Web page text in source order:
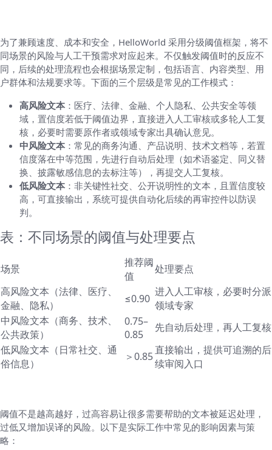
为了兼顾速度、成本和安全，HelloWorld 采用分级阈值框架，将不
同场景的风险与人工干预需求对应起来。不仅触发阈值时的反应不
同，后续的处理流程也会根据场景定制，包括语言、内容类型、用
户群体和法规要求等。下面的三个层级是常见的工作模式：
高风险文本 ：医疗、法律、金融、个人隐私、公共安全等领
域，置信度若低于阈值边界，直接进入人工审核或多轮人工复
核，必要时需要原作者或领域专家出具确认意见。
中风险文本 ：常见的商务沟通、产品说明、技术文档等，若置
信度落在中等范围，先进行自动后处理（如术语鉴定、同义替
换、披露敏感信息的去标注等），再提交人工复核。
低风险文本 ：非关键性社交、公开说明性的文本，且置信度较
高，可直接输出，系统可提供自动化后续的再审控件以防误
判。
表：不同场景的阈值与处理要点
场景
推荐阈
值
处理要点
高风险文本（法律、医疗、
金融、隐私）
≤0.90
进入人工审核，必要时分派
领域专家
中风险文本（商务、技术、
公共政策）
0.75–
0.85
先自动后处理，再人工复核
低风险文本（日常社交、通
俗信息）
＞0.85直接输出，提供可追溯的后
续审阅入口
阈值不是越高越好，过高容易让很多需要帮助的文本被延迟处理，
过低又增加误译的风险。以下是实际工作中常见的影响因素与策
略：